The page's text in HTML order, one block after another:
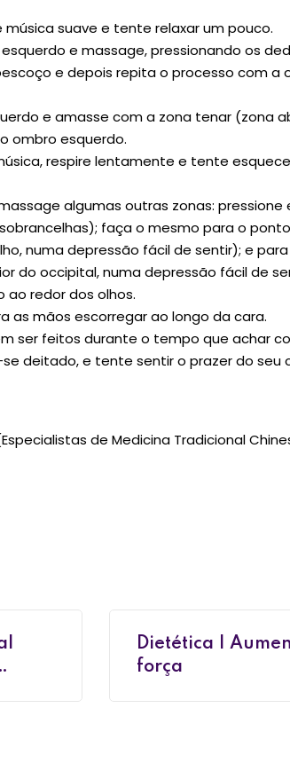
música suave e tente relaxar um pouco.
e massage, pressionando os
e depois repita o processo com a
e amasse com a zona tenar (zona
ombro esquerdo.
respire lentamente e tente
algumas outras zonas: pressione
faça o mesmo para o
numa depressão fácil de sentir); e para
do occipital, numa depressão fácil de
ao redor dos olhos.
as mãos escorregar ao longo da cara.
ser feitos durante o tempo que achar
deitado, e tente sentir o prazer do seu
de Medicina Tradicional
Dietética |
força